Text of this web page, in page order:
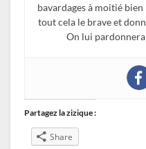
bavardages à moitié
tout cela le brave et
On lui
Partagez la zizique :
Share